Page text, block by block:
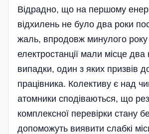
Відрадно, що на першому
відхилень не було два роки
жаль, впродовж минулого
електростанції мали місце два
випадки, один з яких призвів
працівника. Колективу є над
атомники сподіваються, що
комплексної перевірки стану
допоможуть виявити слабкі